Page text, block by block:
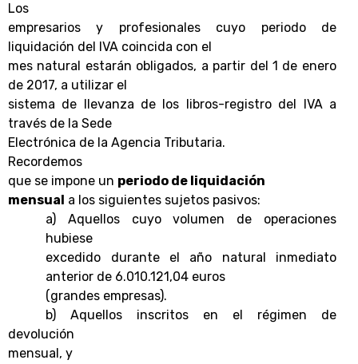
Los
empresarios y profesionales cuyo periodo de
liquidación del IVA coincida con el
mes natural estarán obligados, a partir del 1 de enero
de 2017, a utilizar el
sistema de llevanza de los libros-registro del IVA a
través de la Sede
Electrónica de la Agencia Tributaria.
Recordemos
que se impone un periodo de liquidación
mensual a los siguientes sujetos pasivos:
a) Aquellos cuyo volumen de operaciones
hubiese
excedido durante el año natural inmediato
anterior de 6.010.121,04 euros
(grandes empresas).
b) Aquellos inscritos en el régimen de
devolución
mensual, y